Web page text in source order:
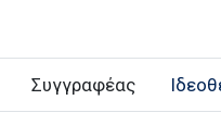
Συγγραφέας